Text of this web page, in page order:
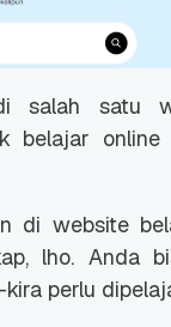
salah satu
belajar online
di website
lho. Anda
perlu